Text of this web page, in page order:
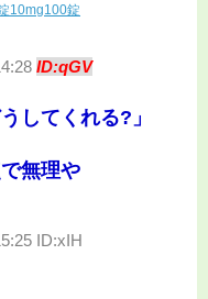
10mg100錠
ID:qGV
してくれる?」
無理や
ID:xIH